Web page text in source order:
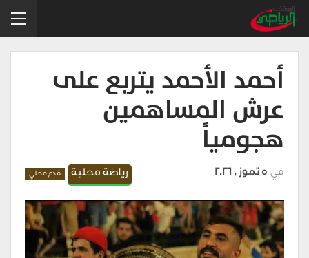
أحمد الأحمد يتربع على
عرش المساهمين
هجومياً
رياضة محلية قدم محلي في 5 تموز , 2026